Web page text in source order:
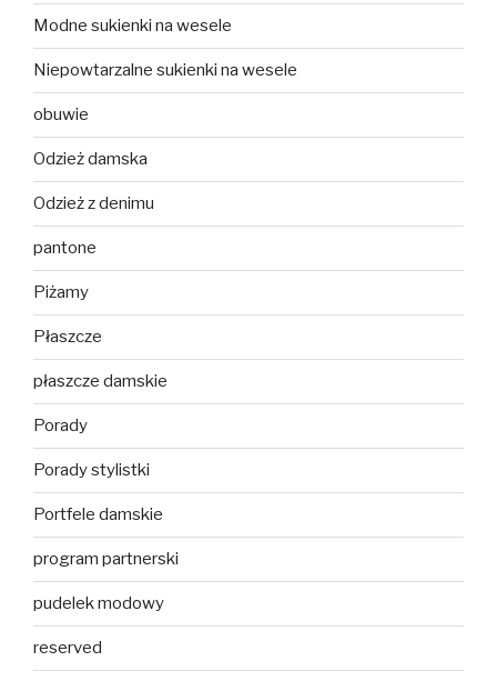
Modne sukienki na wesele
Niepowtarzalne sukienki na wesele
obuwie
Odzież damska
Odzież z denimu
pantone
Piżamy
Płaszcze
płaszcze damskie
Porady
Porady stylistki
Portfele damskie
program partnerski
pudelek modowy
reserved